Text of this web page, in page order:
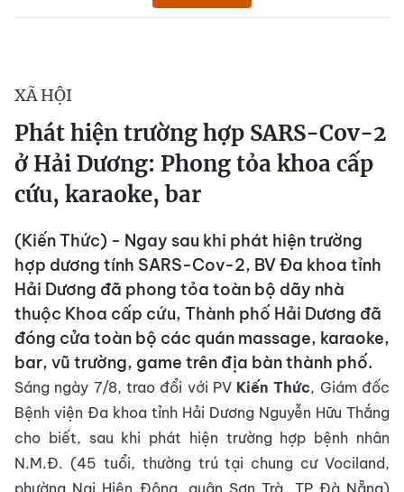
XÃ HỘI
Phát hiện trường hợp SARS-Cov-2
ở Hải Dương: Phong tỏa khoa cấp
cứu, karaoke, bar
(Kiến Thức) - Ngay sau khi phát hiện trường
hợp dương tính SARS-Cov-2, BV Đa khoa tỉnh
Hải Dương đã phong tỏa toàn bộ dãy nhà
thuộc Khoa cấp cứu, Thành phố Hải Dương đã
đóng cửa toàn bộ các quán massage, karaoke,
bar, vũ trường, game trên địa bàn thành phố.
Sáng ngày 7/8, trao đổi với PV Kiến Thức, Giám đốc
Bệnh viện Đa khoa tỉnh Hải Dương Nguyễn Hữu Thắng
cho biết, sau khi phát hiện trường hợp bệnh nhân
N.M.Đ. (45 tuổi, thường trú tại chung cư Vociland,
phường Nại Hiên Đông, quận Sơn Trà, TP Đà Nẵng)